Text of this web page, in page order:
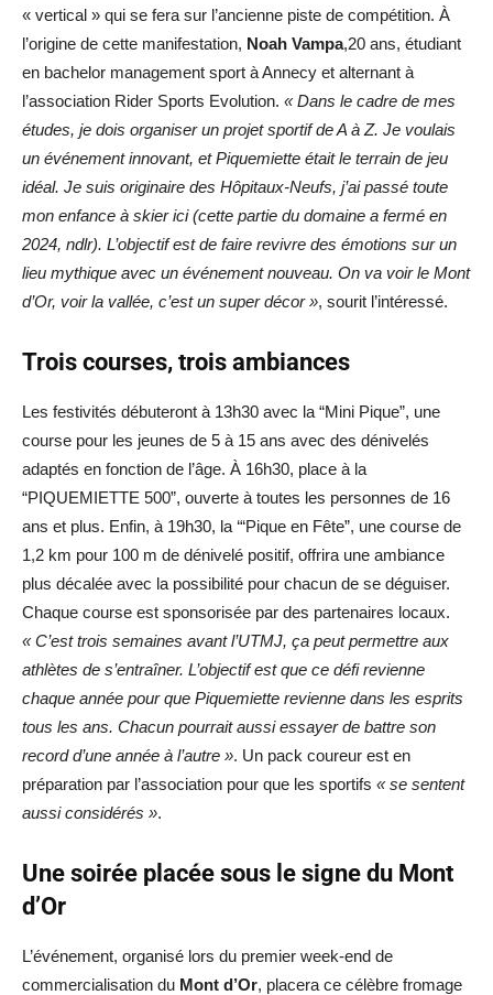
« vertical » qui se fera sur l’ancienne piste de compétition. À
l’origine de cette manifestation, Noah Vampa,20 ans, étudiant
en bachelor management sport à Annecy et alternant à
l’association Rider Sports Evolution. « Dans le cadre de mes
études, je dois organiser un projet sportif de A à Z. Je voulais
un événement innovant, et Piquemiette était le terrain de jeu
idéal. Je suis originaire des Hôpitaux-Neufs, j’ai passé toute
mon enfance à skier ici (cette partie du domaine a fermé en
2024, ndlr). L’objectif est de faire revivre des émotions sur un
lieu mythique avec un événement nouveau. On va voir le Mont
d’Or, voir la vallée, c’est un super décor », sourit l’intéressé.
Trois courses, trois ambiances
Les festivités débuteront à 13h30 avec la “Mini Pique”, une
course pour les jeunes de 5 à 15 ans avec des dénivelés
adaptés en fonction de l’âge. À 16h30, place à la
“PIQUEMIETTE 500”, ouverte à toutes les personnes de 16
ans et plus. Enfin, à 19h30, la ‘“Pique en Fête”, une course de
1,2 km pour 100 m de dénivelé positif, offrira une ambiance
plus décalée avec la possibilité pour chacun de se déguiser.
Chaque course est sponsorisée par des partenaires locaux.
« C’est trois semaines avant l’UTMJ, ça peut permettre aux
athlètes de s’entraîner. L’objectif est que ce défi revienne
chaque année pour que Piquemiette revienne dans les esprits
tous les ans. Chacun pourrait aussi essayer de battre son
record d’une année à l’autre ». Un pack coureur est en
préparation par l’association pour que les sportifs « se sentent
aussi considérés ».
Une soirée placée sous le signe du Mont
d’Or
L’événement, organisé lors du premier week-end de
commercialisation du Mont d’Or, placera ce célèbre fromage